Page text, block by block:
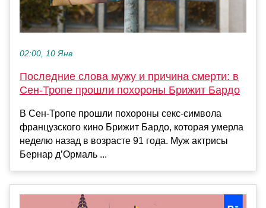
02:00, 10 Янв
Последние слова мужу и причина смерти: в
Сен-Тропе прошли похороны Брижит Бардо
В Сен-Тропе прошли похороны секс-символа
французского кино Брижит Бардо, которая умерла
неделю назад в возрасте 91 года. Муж актрисы
Бернар д’Ормаль ...